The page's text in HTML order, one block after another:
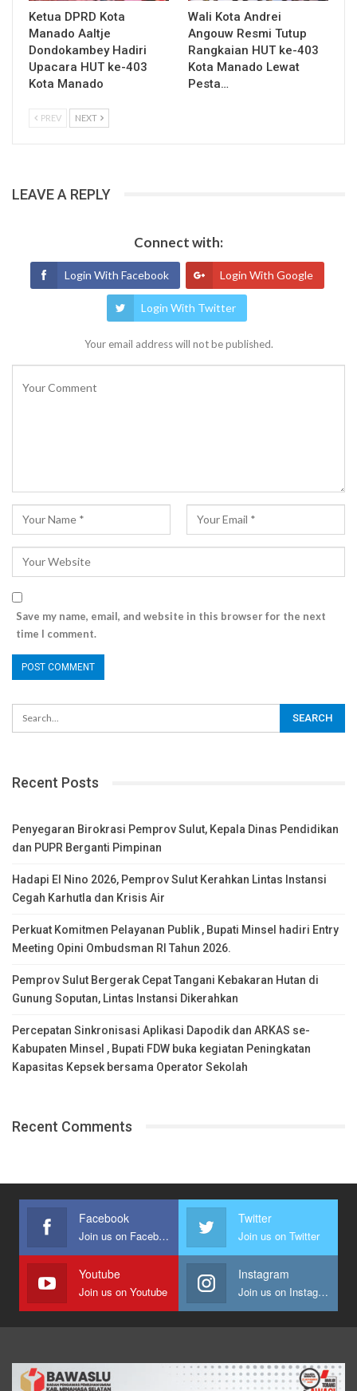
Ketua DPRD Kota
Manado Aaltje
Dondokambey Hadiri
Upacara HUT ke-403
Kota Manado
Wali Kota Andrei
Angouw Resmi Tutup
Rangkaian HUT ke-403
Kota Manado Lewat
Pesta…
PREV NEXT
LEAVE A REPLY
Connect with:
Login With Facebook Login With Google
Login With Twitter
Your email address will not be published.
Save my name, email, and website in this browser for the next
time I comment.
Recent Posts
Penyegaran Birokrasi Pemprov Sulut, Kepala Dinas Pendidikan
dan PUPR Berganti Pimpinan
Hadapi El Nino 2026, Pemprov Sulut Kerahkan Lintas Instansi
Cegah Karhutla dan Krisis Air
Perkuat Komitmen Pelayanan Publik , Bupati Minsel hadiri Entry
Meeting Opini Ombudsman RI Tahun 2026.
Pemprov Sulut Bergerak Cepat Tangani Kebakaran Hutan di
Gunung Soputan, Lintas Instansi Dikerahkan
Percepatan Sinkronisasi Aplikasi Dapodik dan ARKAS se-
Kabupaten Minsel , Bupati FDW buka kegiatan Peningkatan
Kapasitas Kepsek bersama Operator Sekolah
Recent Comments
Facebook
Join us on Facebook
Twitter
Join us on Twitter
Youtube
Join us on Youtube
Instagram
Join us on Instagram